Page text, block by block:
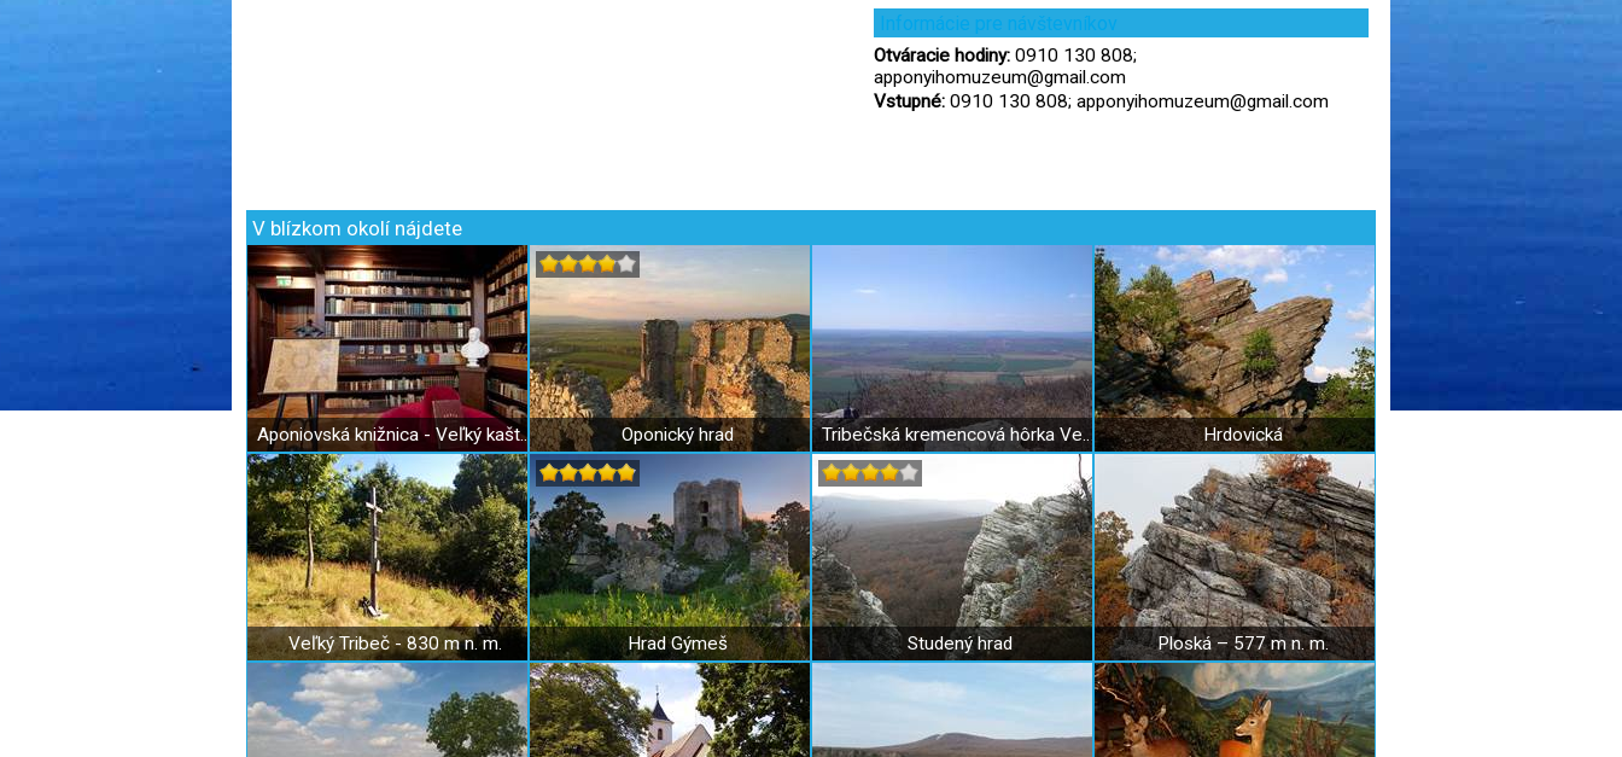
Informácie pre návštevníkov
Otváracie hodiny: 0910 130 808;
apponyihomuzeum@gmail.com
Vstupné: 0910 130 808; apponyihomuzeum@gmail.com
V blízkom okolí nájdete
Aponiovská knižnica - Veľký kaštieľ v Oponiciach Oponický hrad Tribečská kremencová hôrka Veľká skala Hrdovická
Veľký Tribeč - 830 m n. m. Hrad Gýmeš Studený hrad Ploská – 577 m n. m.